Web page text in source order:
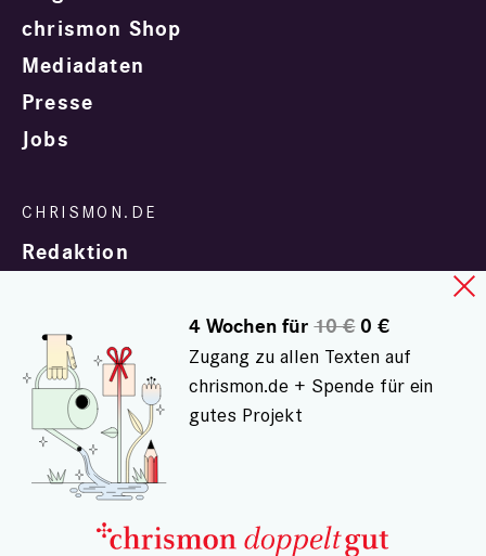
chrismon Shop
Mediadaten
Presse
Jobs
Redaktion
In Zusammenarbeit mit
© chrismon.de 2001 - 2026
Alle Rechte vorbehalten.
4 Wochen für10 €0 €
Zugang zu allen Texten auf
chrismon.de + Spende für ein
gutes Projekt